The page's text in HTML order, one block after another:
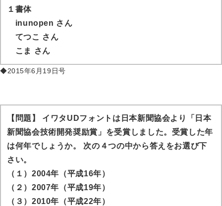
１書体
inunopen さん
てつこ
さん
こま
さん
◆2015年6月19日号
【問題】 イワタUDフォントは日本新聞協会より「日本
新聞協会技術開発奨励賞」を受賞しました。受賞した年
は何年でしょうか。 次の４つの中から答えをお選び下
さい。
（１）2004年（平成16年）
（２）2007年（平成19年）
（３）2010年（平成22年）